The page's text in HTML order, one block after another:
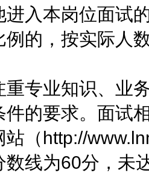
进入本岗位面试
例的，按实际人
业知识、业务
件的要求。面试
站（http://
数线为60分，未